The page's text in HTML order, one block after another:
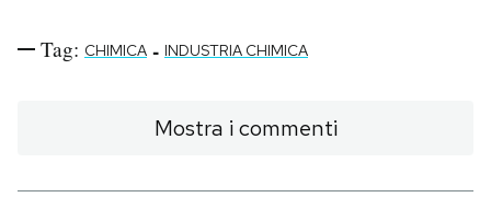
Tag: CHIMICA - INDUSTRIA CHIMICA
Mostra i commenti